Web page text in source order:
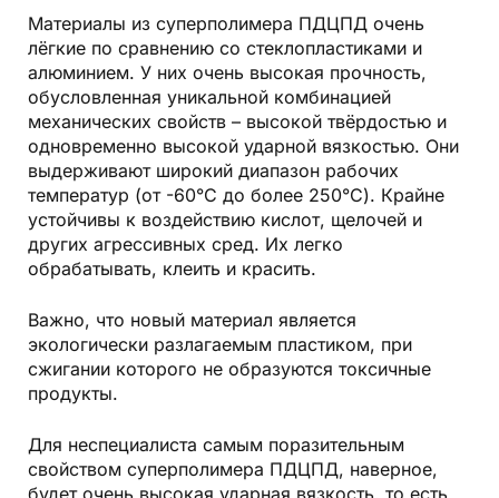
Материалы из суперполимера ПДЦПД очень
лёгкие по сравнению со стеклопластиками и
алюминием. У них очень высокая прочность,
обусловленная уникальной комбинацией
механических свойств – высокой твёрдостью и
одновременно высокой ударной вязкостью. Они
выдерживают широкий диапазон рабочих
температур (от -60°С до более 250°С). Крайне
устойчивы к воздействию кислот, щелочей и
других агрессивных сред. Их легко
обрабатывать, клеить и красить.
Важно, что новый материал является
экологически разлагаемым пластиком, при
сжигании которого не образуются токсичные
продукты.
Для неспециалиста самым поразительным
свойством суперполимера ПДЦПД, наверное,